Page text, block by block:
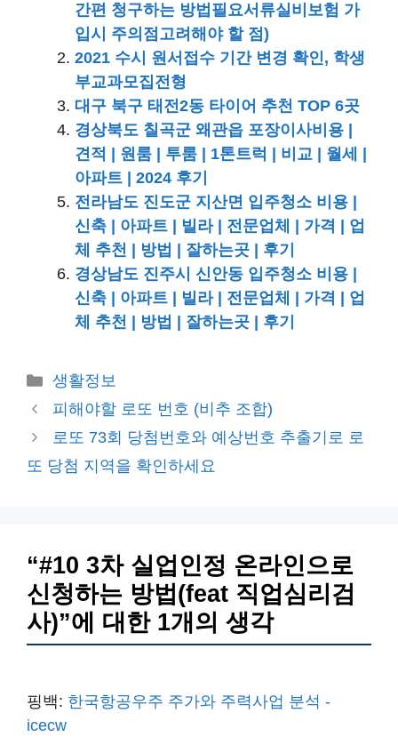
간편 청구하는 방법필요서류실비보험 가
입시 주의점고려해야 할 점)
2021 수시 원서접수 기간 변경 확인, 학생
부교과모집전형
대구 북구 태전2동 타이어 추천 TOP 6곳
경상북도 칠곡군 왜관읍 포장이사비용 |
견적 | 원룸 | 투룸 | 1톤트럭 | 비교 | 월세 |
아파트 | 2024 후기
전라남도 진도군 지산면 입주청소 비용 |
신축 | 아파트 | 빌라 | 전문업체 | 가격 | 업
체 추천 | 방법 | 잘하는곳 | 후기
경상남도 진주시 신안동 입주청소 비용 |
신축 | 아파트 | 빌라 | 전문업체 | 가격 | 업
체 추천 | 방법 | 잘하는곳 | 후기
카
테
리
생활정보
피해야할 로또 번호 (비추 조합)
로또 73회 당첨번호와 예상번호 추출기로 로
또 당첨 지역을 확인하세요
“#10 3차 실업인정 온라인으로
신청하는 방법(feat 직업심리검
사)”에 대한 1개의 생각
핑백: 한국항공우주 주가와 주력사업 분석 -
icecw